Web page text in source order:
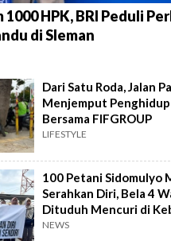
HPK, BRI Peduli
di Sleman
Dari Satu Roda, Jalan
Menjemput
Bersama FIFGROUP
LIFESTYLE
100 Petani Sidomulyo
Serahkan Diri, Bela 4
Dituduh Mencuri di
NEWS